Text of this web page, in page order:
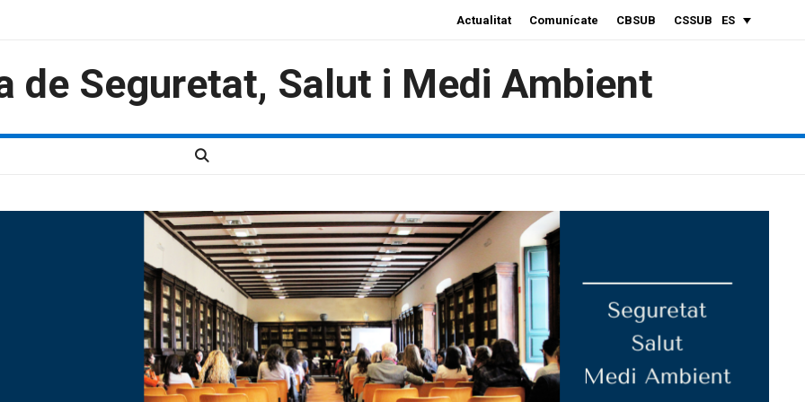
ES
Actualitat Comunícate CBSUB CSSUB
de Seguretat, Salut i Medi Ambient